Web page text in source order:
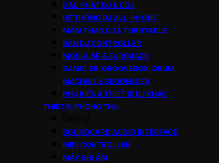
ĐẦU PHÁT DJ & CDJ
HỆ THỐNG DJ ALL-IN-ONE
MÂM THAN DJ & TURNTABLE
BÀN DJ CONTROLLER
MODULAR & EURORACK
SAMPLER, GROOVEBOX, DRUM
MACHINE & SEQUENCER
PHỤ KIỆN & THIẾT BỊ DJ KHÁC
THIẾT BỊ PHÒNG THU
SOUNDCARD AUDIO INTERFACE
MIDI CONTROLLER
MÁY GHI ÂM